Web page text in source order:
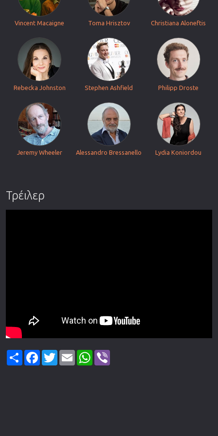
Vincent Macaigne Toma Hrisztov Christiana Aloneftis
Rebecka Johnston Stephen Ashfield Philipp Droste
Jeremy Wheeler Alessandro Bressanello Lydia Koniordou
Τρέιλερ
ShareFacebook
TwitterEmail WhatsApp